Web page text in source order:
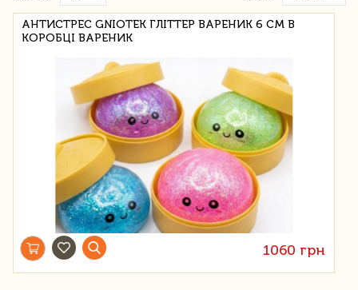
АНТИСТРЕС GNIOTEK ГЛІТТЕР ВАРЕНИК 6 СМ В
КОРОБЦІ ВАРЕНИК
1060 грн